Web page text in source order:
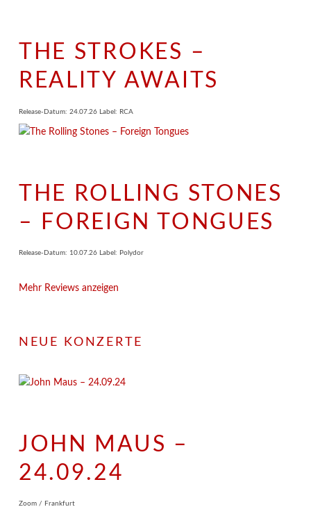
THE STROKES –
REALITY AWAITS
Release-Datum: 24.07.26 Label: RCA
THE ROLLING STONES
– FOREIGN TONGUES
Release-Datum: 10.07.26 Label: Polydor
Mehr Reviews anzeigen
NEUE KONZERTE
JOHN MAUS –
24.09.24
Zoom / Frankfurt